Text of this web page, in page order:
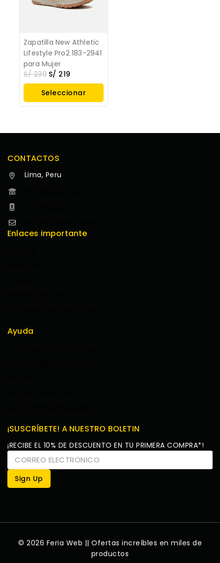
Zapatilla New Athletic
Lifestyle Pro2 183-2941
para Mujer
S/239 S/ 219
Seleccionar
Opciones
CONTACTOS
Lima, Peru
Enlaces importante
Ayuda
¡SUSCRÍBETE! A NUESTRO BOLETIN
¡RECIBE EL 10% DE DESCUENTO EN TU PRIMERA COMPRA*!
© 2026 Feria Web || Ofertas increíbles en miles de
productos